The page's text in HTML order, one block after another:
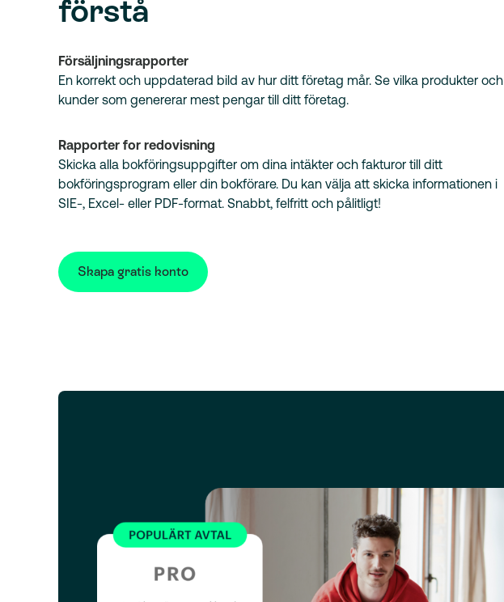
förstå
Försäljningsrapporter
En korrekt och uppdaterad bild av hur ditt företag mår. Se vilka produkter och
kunder som genererar mest pengar till ditt företag.
Rapporter for redovisning
Skicka alla bokföringsuppgifter om dina intäkter och fakturor till ditt
bokföringsprogram eller din bokförare. Du kan välja att skicka informationen i
SIE-, Excel- eller PDF-format. Snabbt, felfritt och pålitligt!
Skapa gratis konto